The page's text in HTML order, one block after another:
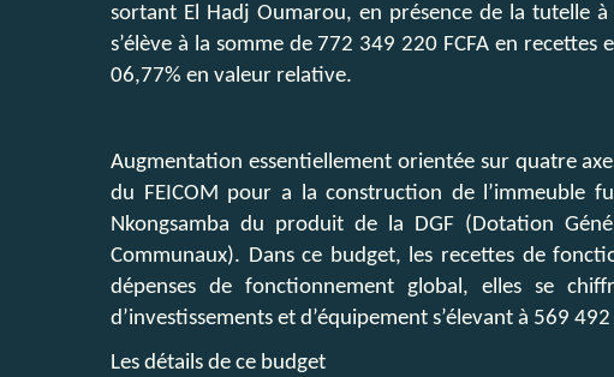
sortant El Hadj Oumarou, en présence de la tutelle
s’élève à la somme de 772 349 220 FCFA en
06,77% en valeur relative.
Augmentation essentiellement orientée sur quatre
du FEICOM pour a la construction de l’immeuble
Nkongsamba du produit de la DGF (Dotation
Communaux). Dans ce budget, les recettes de
dépenses de fonctionnement global, elles se
d’investissements et d’équipement s’élevant à 569 492
Les détails de ce budget